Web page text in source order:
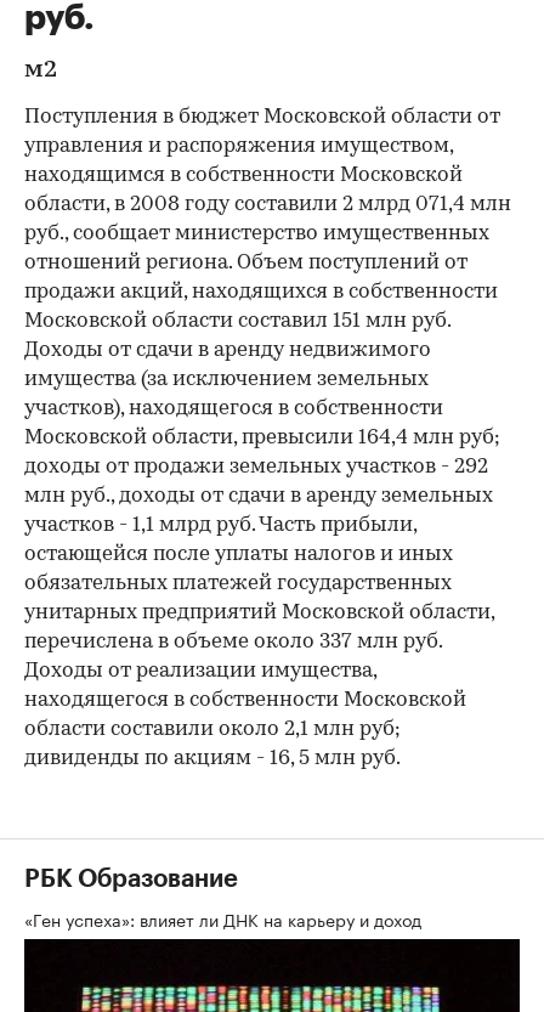
руб.
м2
Поступления в бюджет Московской области от
управления и распоряжения имуществом,
находящимся в собственности Московской
области, в 2008 году составили 2 млрд 071,4 млн
руб., сообщает министерство имущественных
отношений региона. Объем поступлений от
продажи акций, находящихся в собственности
Московской области составил 151 млн руб.
Доходы от сдачи в аренду недвижимого
имущества (за исключением земельных
участков), находящегося в собственности
Московской области, превысили 164,4 млн руб;
доходы от продажи земельных участков - 292
млн руб., доходы от сдачи в аренду земельных
участков - 1,1 млрд руб. Часть прибыли,
остающейся после уплаты налогов и иных
обязательных платежей государственных
унитарных предприятий Московской области,
перечислена в объеме около 337 млн руб.
Доходы от реализации имущества,
находящегося в собственности Московской
области составили около 2,1 млн руб;
дивиденды по акциям - 16, 5 млн руб.
РБК Образование
«Ген успеха»: влияет ли ДНК на карьеру и доход